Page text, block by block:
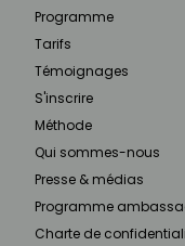
Programme
Tarifs
Témoignages
S'inscrire
Méthode
Qui sommes-nous
Presse & médias
Programme
Charte de